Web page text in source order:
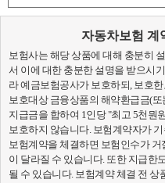
자동차보험 계
보험사는 해당 상품에 대해 충분히
서 이에 대한 충분한 설명을 받으시
라 예금보험공사가 보호하되, 보호
보호대상 금융상품의 해약환급금(
지급금을 합하여 1인당 "최고 5천뭔
보호하지 않습니다. 보험계약자가
보험계약을 체결하면 보험인수가
이 달라질 수 있습니다. 또한 지급한
될 수 있습니다. 보험계약 체결 전 상